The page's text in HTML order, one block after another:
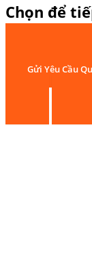
Chọn để
Gửi Yêu Cầu